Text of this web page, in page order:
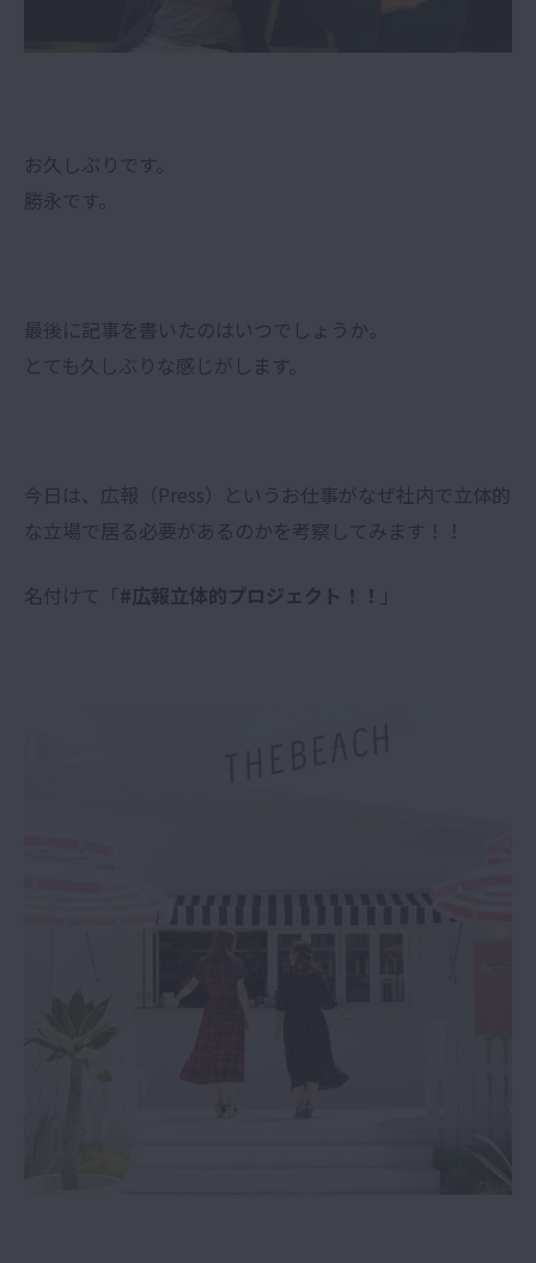
お久しぶりです。
勝永です。
最後に記事を書いたのはいつでしょうか。
とても久しぶりな感じがします。
今日は、広報（Press）というお仕事がなぜ社内で立体的
な立場で居る必要があるのかを考察してみます！！
名付けて「#広報立体的プロジェクト！！ 」